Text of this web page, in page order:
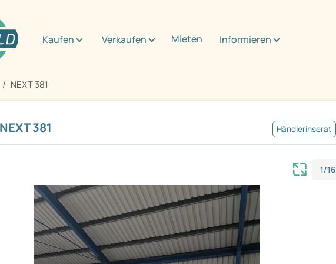
Kaufen Verkaufen Mieten Informieren
NEXT 381
381 Händlerinserat
1/16